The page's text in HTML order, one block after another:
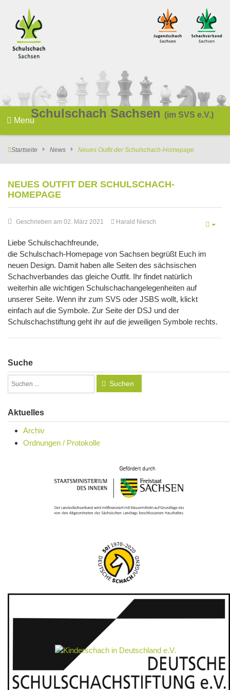
Schulschach Sachsen (im SVS e.V.)
Menu
Startseite News Neues Outfit der Schulschach-Homepage
NEUES OUTFIT DER SCHULSCHACH-
HOMEPAGE
Geschrieben am 02. März 2021 Harald Niesch
Liebe Schulschachfreunde,
die Schulschach-Homepage von Sachsen begrüßt Euch im
neuen Design. Damit haben alle Seiten des sächsischen
Schachverbandes das gleiche Outfit. Ihr findet natürlich
weiterhin alle wichtigen Schulschachangelegenheiten auf
unserer Seite. Wenn ihr zum SVS oder JSBS wollt, klickt
einfach auf die Symbole. Zur Seite der DSJ und der
Schulschachstiftung geht ihr auf die jeweiligen Symbole rechts.
Suche
Suchen
Aktuelles
Archiv
Ordnungen / Protokolle